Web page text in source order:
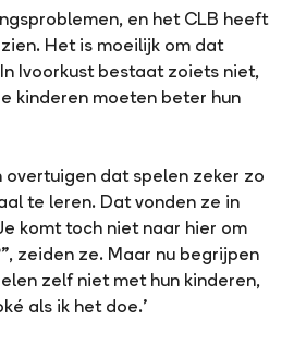
en het CLB heeft
Het is moeilijk om dat
Ivoorkust bestaat zoiets niet,
kinderen moeten beter hun
overtuigen dat spelen zeker zo
te leren. Dat vonden ze in
komt toch niet naar hier om
zeiden ze. Maar nu begrijpen
zelf niet met hun kinderen,
als ik het doe.’